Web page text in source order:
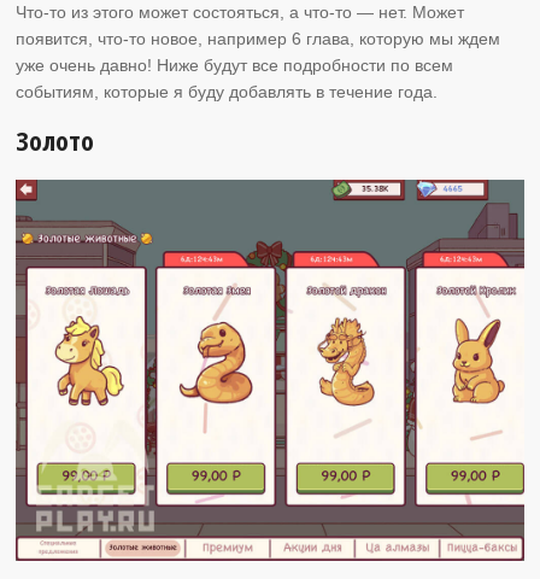
Что-то из этого может состояться, а что-то — нет. Может
появится, что-то новое, например 6 глава, которую мы ждем
уже очень давно! Ниже будут все подробности по всем
событиям, которые я буду добавлять в течение года.
Золото